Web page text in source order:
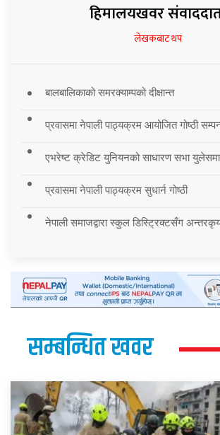
हिमालयखवर
लेखकबाट थप
बालबालिकाको समरक्याम्पको दीक्षान्त
प्रवासमा नेपाली पाठ्यक्रम आयोजित गोष्ठी
एभरेष्ट क्रेडिट युनियनको साधारण सभा
प्रवासमा नेपाली पाठ्यक्रम सुधार्न गोष्ठी
नेपाली समाजद्वारा स्कुल डिस्ट्रिक्टसँग
सम्बन्धित खवर